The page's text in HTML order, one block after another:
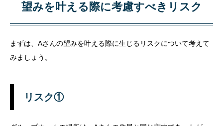
望みを叶える際に考慮すべきリスク
まずは、Aさんの望みを叶える際に生じるリスクについて考えて
みましょう。
リスク①